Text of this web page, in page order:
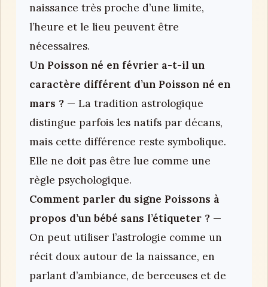
naissance très proche d’une limite,
l’heure et le lieu peuvent être
nécessaires.
Un Poisson né en février a-t-il un
caractère différent d’un Poisson né en
mars ? — La tradition astrologique
distingue parfois les natifs par décans,
mais cette différence reste symbolique.
Elle ne doit pas être lue comme une
règle psychologique.
Comment parler du signe Poissons à
propos d’un bébé sans l’étiqueter ? —
On peut utiliser l’astrologie comme un
récit doux autour de la naissance, en
parlant d’ambiance, de berceuses et de